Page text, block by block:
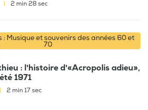
2 min 28 sec
: Musique et souvenirs des années 60 et
70
: l'histoire d'«Acropolis adieu»,
1971
2 min 17 sec